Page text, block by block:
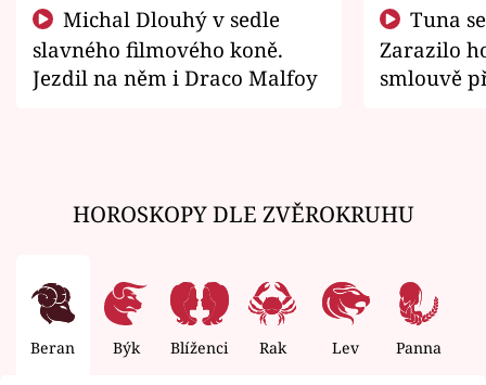
slavného filmového koně.
Jezdil na něm i Draco Malfoy
Zarazilo
smlouvě
HOROSKOPY DLE ZVĚROKRUHU
Beran Býk Blíženci Rak Lev Panna